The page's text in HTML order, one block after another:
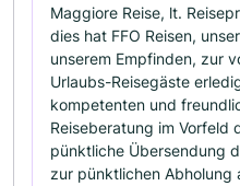
Maggiore Reise, lt.
dies hat FFO Reisen,
unserem Empfinden, zur
Urlaubs-Reisegäste
kompetenten und
Reiseberatung im Vorfeld
pünktliche Übersendung
zur pünktlichen Abholung